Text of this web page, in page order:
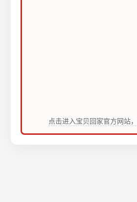
点击进入宝贝回家官方网站